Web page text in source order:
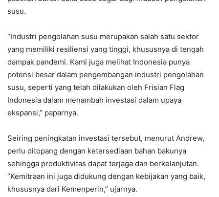
susu.
“Industri pengolahan susu merupakan salah satu sektor
yang memiliki resiliensi yang tinggi, khususnya di tengah
dampak pandemi. Kami juga melihat Indonesia punya
potensi besar dalam pengembangan industri pengolahan
susu, seperti yang telah dilakukan oleh Frisian Flag
Indonesia dalam menambah investasi dalam upaya
ekspansi,” paparnya.
Seiring peningkatan investasi tersebut, menurut Andrew,
perlu ditopang dengan ketersediaan bahan bakunya
sehingga produktivitas dapat terjaga dan berkelanjutan.
“Kemitraan ini juga didukung dengan kebijakan yang baik,
khususnya dari Kemenperin,” ujarnya.